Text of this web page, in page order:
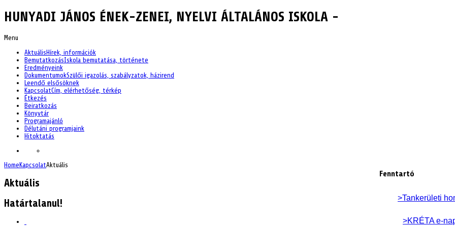
HUNYADI JÁNOS ÉNEK-ZENEI, NYELVI ÁLTALÁNOS ISKOLA -
Menu
Aktuális Hírek, információk
BemutatkozásIskola bemutatása, története
Eredményeink
DokumentumokSzülői igazolás, szabályzatok, házirend
Leendő elsősöknek
KapcsolatCím, elérhetőség, térkép
Étkezés
Beiratkozás
Könyvtár
Programajánló
Délutáni programjaink
Hitoktatás
Home KapcsolatAktuális
Aktuális
Határtalanul!
Fenntartó
>Tankerületi
>KRÉTA e-